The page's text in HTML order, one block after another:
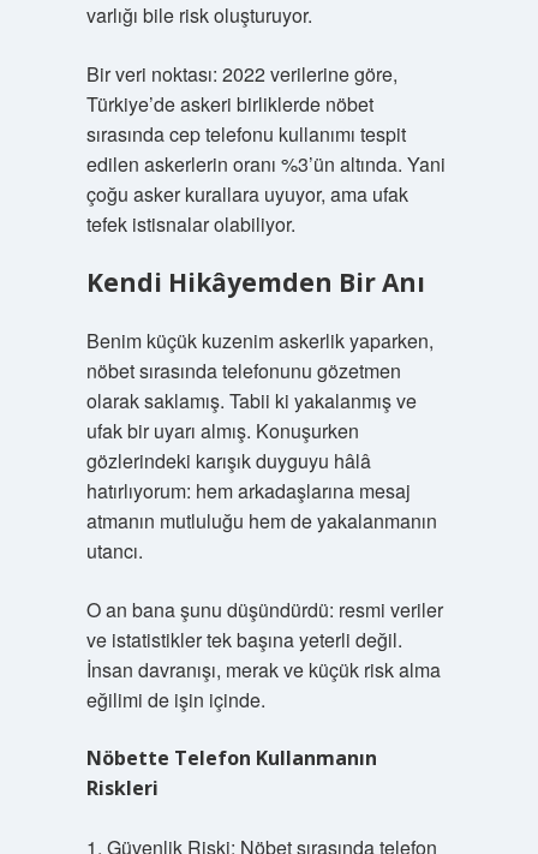
varlığı bile risk oluşturuyor.
Bir veri noktası: 2022 verilerine göre,
Türkiye’de askeri birliklerde nöbet
sırasında cep telefonu kullanımı tespit
edilen askerlerin oranı %3’ün altında. Yani
çoğu asker kurallara uyuyor, ama ufak
tefek istisnalar olabiliyor.
Kendi Hikâyemden Bir Anı
Benim küçük kuzenim askerlik yaparken,
nöbet sırasında telefonunu gözetmen
olarak saklamış. Tabii ki yakalanmış ve
ufak bir uyarı almış. Konuşurken
gözlerindeki karışık duyguyu hâlâ
hatırlıyorum: hem arkadaşlarına mesaj
atmanın mutluluğu hem de yakalanmanın
utancı.
O an bana şunu düşündürdü: resmi veriler
ve istatistikler tek başına yeterli değil.
İnsan davranışı, merak ve küçük risk alma
eğilimi de işin içinde.
Nöbette Telefon Kullanmanın
Riskleri
1. Güvenlik Riski: Nöbet sırasında telefon